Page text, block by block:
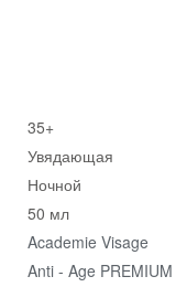
35+
Увядающая
Ночной
50 мл
Academie Visage
Anti - Age PREMIUM